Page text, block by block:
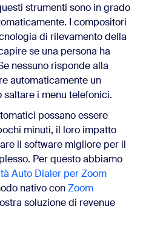
strumenti sono in grado
I compositori
di rilevamento della
se una persona ha
nessuno risponde alla
automaticamente un
i menu telefonici.
possano essere
minuti, il loro impatto
il software migliore per il
Per questo abbiamo
Auto Dialer perZoom
nativo conZoom
soluzione di revenue